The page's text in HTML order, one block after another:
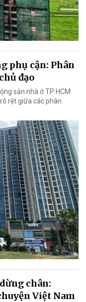
phụ cận: Phân
đạo
sản nhà ở TP HCM
rệt giữa các phân
chân:
Việt Nam